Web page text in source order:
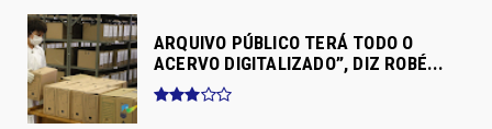
ARQUIVO PÚBLICO TERÁ TODO O
ACERVO DIGITALIZADO”, DIZ ROBÉ...